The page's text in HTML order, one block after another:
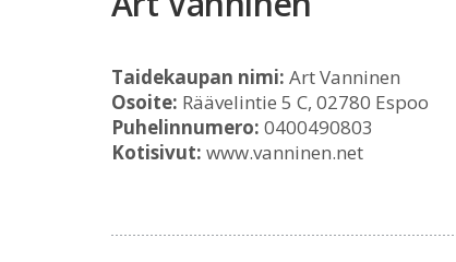
Taidekaupan nimi: Art Vanninen
Osoite: Räävelintie 5 C, 02780 Espoo
Puhelinnumero: 0400490803
Kotisivut: www.vanninen.net